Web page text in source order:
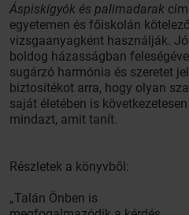
Áspiskígyók és palimadarak
egyetemen és főiskolán
vizsgaanyagként használják.
boldog házasságban
sugárzó harmónia és szeretet
biztosítékot arra, hogy olyan
saját életében is
mindazt, amit tanít.
Részletek a könyvből:
„Talán Önben is